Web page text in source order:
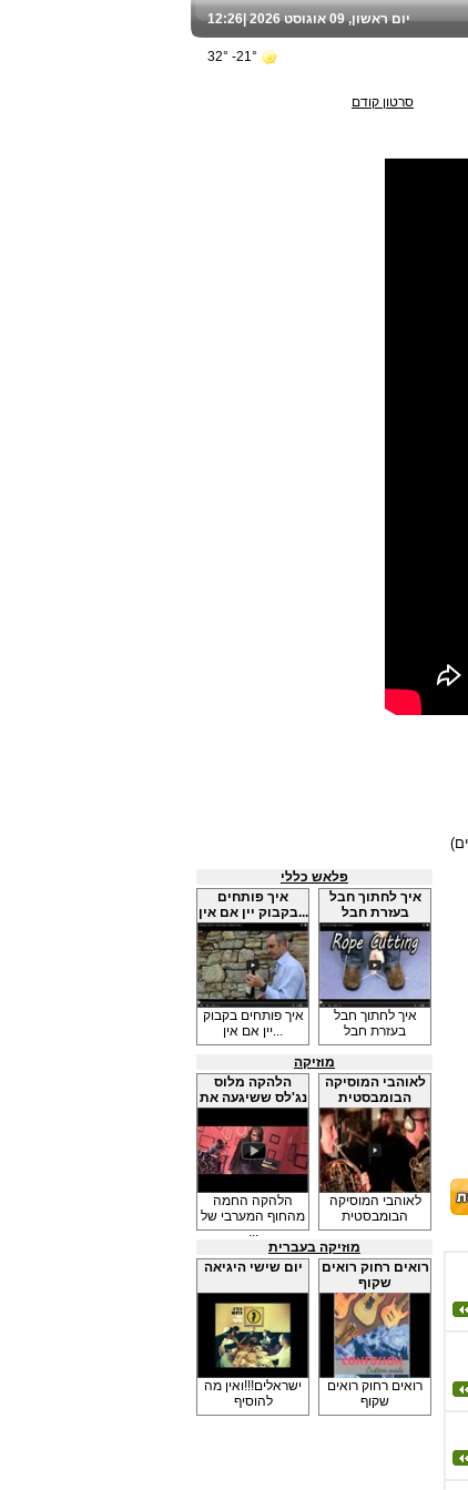
סרטון קודם
פלאש כללי
איך פותחים
בקבוק יין אם אין...
איך פותחים בקבוק
יין אם אין...
איך לחתוך חבל
בעזרת חבל
איך לחתוך חבל
בעזרת חבל
מוזיקה
הלהקה מלוס
נג'לס ששיגעה את
...
הלהקה החמה
מהחוף המערבי של
...
לאוהבי המוסיקה
הבומבסטית
לאוהבי המוסיקה
הבומבסטית
מוזיקה בעברית
יום שישי היגיאה
ישראלים!!!ואין מה
להוסיף
רואים רחוק רואים
שקוף
רואים רחוק רואים
שקוף
12:26 יום ראשון, 09 אוגוסט 2026 |
21°- 32°